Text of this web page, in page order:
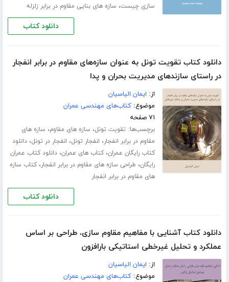
سازی چیست، سازه های بنایی مقاوم در برابر زلزله
دانلود کتاب
دانلود کتاب تقویت تونل به عنوان سازه‌های مقاوم در برابر انفجار
در راستای سازندهای مدیریت بحران و پدا
از: ایمان الیاسیان
موضوع:کتاب‌های مهندسی عمران
۷۱ صفحه
برچسب‌ها: تقویت تونل، سازه های مقاوم، سازه های
مقاوم در برابر انفجار، انفجار تونل، انفجار در تونل،دانلود
کتاب رایگان عمران،کتاب های عمران،دانلود کتاب عمران
رایگان، طراحی سازه های مقاوم در برابر انفجار،کتاب سازه
های مقاوم در برابر انفجار
دانلود کتاب
دانلود کتاب آشنایی با مفاهیم مقاوم سازی، طراحی بر اساس
عملکرد و تحلیل غیرخطی استاتیکی بارافزون
از: ایمان الیاسیان
موضوع:کتاب‌های مهندسی عمران